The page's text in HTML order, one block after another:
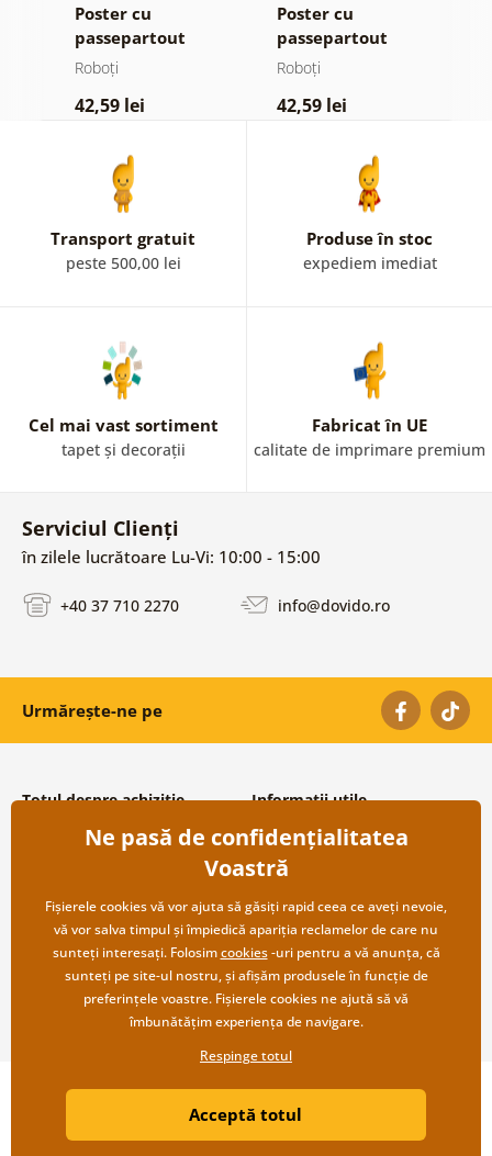
Poster cu
passepartout
robot vesel
Roboți
42,59 lei
Poster cu
passepartout
robot albastru pe
Roboți
42,59 lei
Transport gratuit
peste 500,00 lei
Produse în stoc
expediem imediat
Cel mai vast sortiment
tapet și decorații
Fabricat în UE
calitate de imprimare premium
Serviciul Clienți
în zilele lucrătoare Lu-Vi: 10:00 - 15:00
+40 37 710 2270 info@dovido.ro
Urmărește-ne pe
Totul despre achiziție
Condiții și termeni generali
Protecția datelor personale
Transport și modalități de plată
Returnare
Informații utile
Despre noi
Întrebări frecvente
Contacte
Cooperare angro
Copyright ©2019 © Dovido.ro.
Litvanyi.sk| Magazinul online a fost creat de
Ne pasă de confidențialitatea
Voastră
Fișierele cookies vă vor ajuta să găsiți rapid ceea ce aveți nevoie,
vă vor salva timpul și împiedică apariția reclamelor de care nu
sunteți interesați. Folosimcookies-uri pentru a vă anunța, că
sunteți pe site-ul nostru, și afișăm produsele în funcție de
preferințele voastre. Fișierele cookies ne ajută să vă
îmbunătățim experiența de navigare.
Respinge totul
Acceptă totul